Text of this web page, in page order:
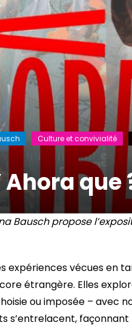
Culture et convivialité
que
Bausch propose
expériences vécues en
étrangère. Elles
ou imposée – avec
s’entrelacent,